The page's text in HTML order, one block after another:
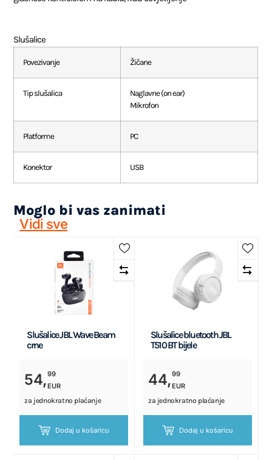
Slušalice
Povezivanje Žičane
Tip slušalica
Naglavne (on ear)
Mikrofon
Platforme PC
Konektor USB
Moglo bi vas zanimati
Vidi sve
Slušalice JBL Wave Beam
crne
54,99
EUR
za jednokratno plaćanje
Dodaj u košaricu
Slušalice bluetooth JBL
T510 BT bijele
44,99
EUR
za jednokratno plaćanje
Dodaj u košaricu